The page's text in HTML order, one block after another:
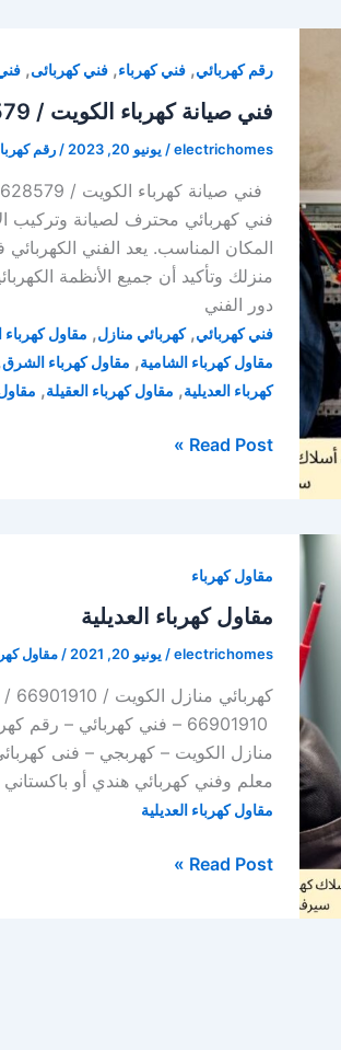
/
فني
الكويت
رقم كهربائي, فني كهرباء, فني كهربائى,
فني صيانة كهرباء الكويت / 66628579 / كهربائي منازل الكويت
electrichomes
/ يونيو 20, 2023 / رقم
فني كهربائي محترف لصيانة وتركيب
المكان المناسب. يعد الفني
منزلك وتأكيد أن جميع الأنظمة
دور الفني
فني كهربائي,كهربائي منازل, مقاول كهرباء
مقاول كهرباء الشامية, مقاول كهرباء الشرق
كهرباء العديلية, مقاول كهرباء العقيلة,
فني
66628579
/
الكويت
Read Post »
مقاول كهرباء
مقاول كهرباء العديلية
electrichomes
/ يونيو 20, 2021 /مقاول
66901910 – فني كهربائي –
منازل الكويت – كهربجي – فنى
معلم وفني كهربائي هندي أو
مقاول كهرباء العديلية
مقاول
Read Post »